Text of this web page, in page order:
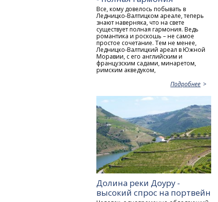
Все, кому довелось побывать в
Ледницко-Валтицком ареале, теперь
знают наверняка, что на свете
существует полная гармония. Ведь
романтика и роскошь – не самое
простое сочетание. Тем не менее,
Ледницко-Валтицкий ареал в Южной
Моравии, с его английским и
французским садами, минаретом,
римским акведуком,
Подробнее
Долина реки Доуру -
высокий спрос на портвейн